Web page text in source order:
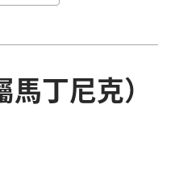
丁尼克）